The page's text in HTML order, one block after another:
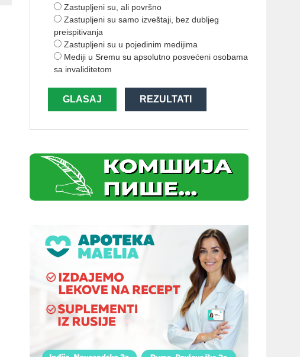
Zastupljeni su, ali površno
Zastupljeni su samo izveštaji, bez dubljeg
preispitivanja
Zastupljeni su u pojedinim medijima
Mediji u Sremu su apsolutno posvećeni osobama
sa invaliditetom
GLASAJ REZULTATI